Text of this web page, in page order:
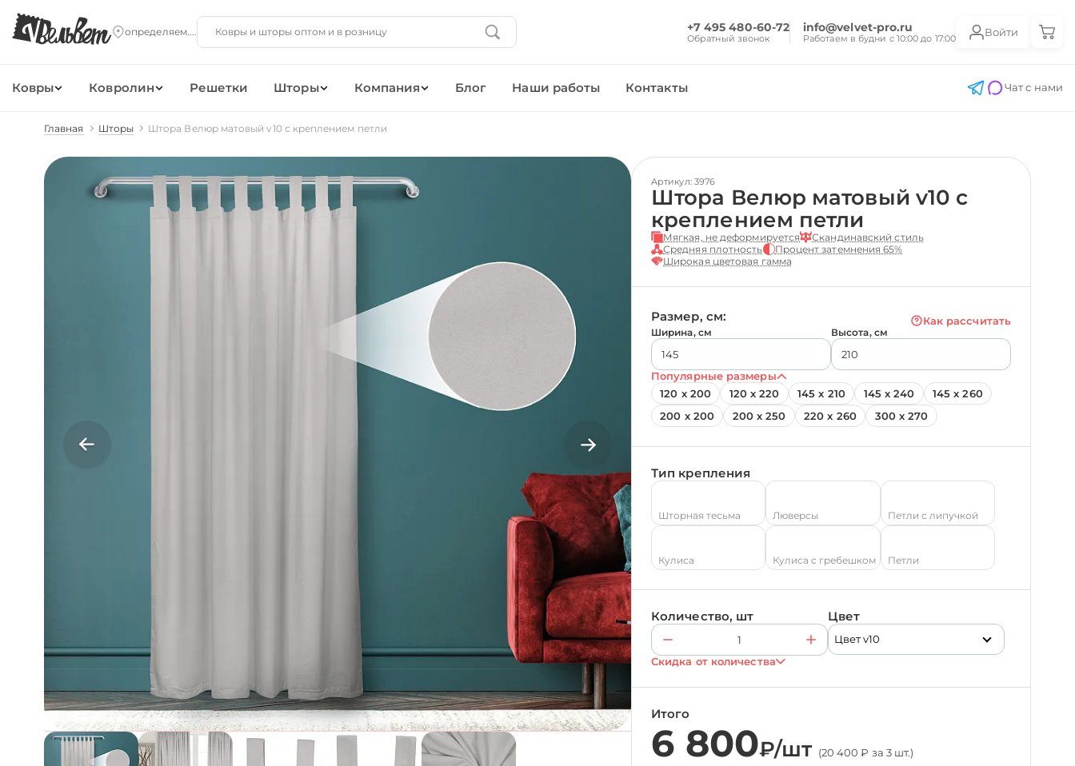
+7 495 480-60-72
Обратный звонок
info@velvet-pro.ru
Работаем в будни с 10:00 до 17:00
Войти
Ковры Ковролин Решетки Шторы Компания Блог Наши работы Контакты Чат с нами
Главная Шторы Штора Велюр матовый v10 с креплением петли
Артикул: 3976
Штора Велюр матовый v10 с
креплением петли
Мягкая, не деформируется
Скандинавский стиль
Средняя плотность
Процент затемнения 65%
Широкая цветовая гамма
Размер, см: Как рассчитать
Ширина, см Высота, см
Популярные размеры
120 х 200
120 х 220 145 х 210 145 х 240
145 х 260
200 х 200
200 х 250 220 х 260 300 х 270
Тип крепления
Шторная тесьма Люверсы Петли с липучкой
Кулиса Кулиса с гребешком Петли
Количество, шт Цвет
Цвет v10
Скидка от количества
Итого
6 800₽/шт (20 400 ₽ за 3 шт.)